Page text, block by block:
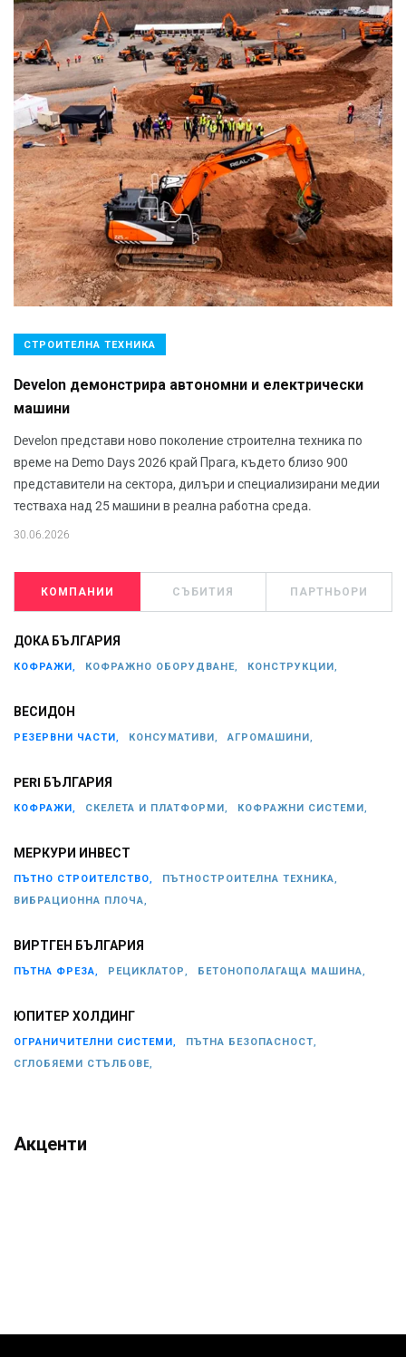
СТРОИТЕЛНА ТЕХНИКА
Develon демонстрира автономни и електрически
машини
Develon представи ново поколение строителна техника по
време на Demo Days 2026 край Прага, където близо 900
представители на сектора, дилъри и специализирани медии
тестваха над 25 машини в реална работна среда.
30.06.2026
КОМПАНИИ СЪБИТИЯ ПАРТНЬОРИ
ДОКА БЪЛГАРИЯ
КОФРАЖИ, КОФРАЖНО ОБОРУДВАНЕ, КОНСТРУКЦИИ,
ВЕСИДОН
РЕЗЕРВНИ ЧАСТИ, КОНСУМАТИВИ, АГРОМАШИНИ,
PERI БЪЛГАРИЯ
КОФРАЖИ, СКЕЛЕТА И ПЛАТФОРМИ, КОФРАЖНИ СИСТЕМИ,
МЕРКУРИ ИНВЕСТ
ПЪТНО СТРОИТЕЛСТВО,
ПЪТНОСТРОИТЕЛНА ТЕХНИКА,
ВИБРАЦИОННА ПЛОЧА,
ВИРТГЕН БЪЛГАРИЯ
ПЪТНА ФРЕЗА, РЕЦИКЛАТОР, БЕТОНОПОЛАГАЩА МАШИНА,
ЮПИТЕР ХОЛДИНГ
ОГРАНИЧИТЕЛНИ СИСТЕМИ,
ПЪТНА БЕЗОПАСНОСТ,
СГЛОБЯЕМИ СТЪЛБОВЕ,
Акценти